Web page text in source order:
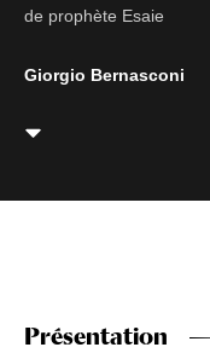
de prophète Esaie
Giorgio Bernasconi
Présentation